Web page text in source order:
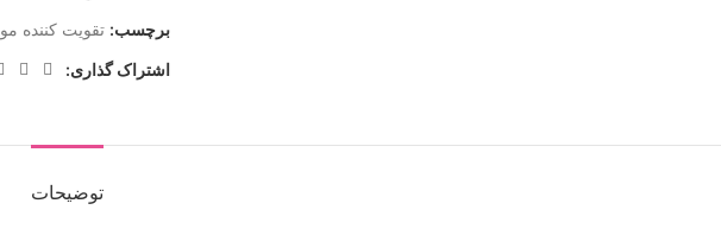
برچسب: تقویت کننده مو
اشتراک گذاری:
توضیحات